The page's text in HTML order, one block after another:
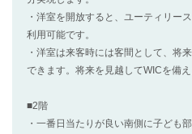
・洋室を開放すると、ユーティリー
利用可能です。
・洋室は来客時には客間として、将
できます。将来を見越してWICを備え
■2階
・一番日当たりが良い南側に子ども